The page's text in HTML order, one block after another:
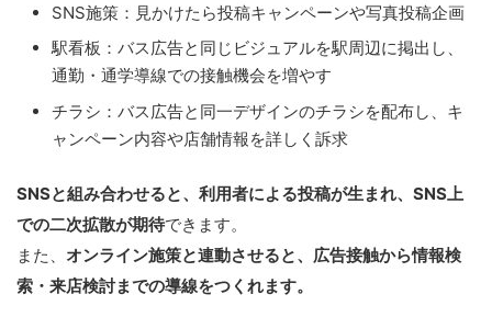
SNS施策：見かけたら投稿キャンペーンや写真投稿企画
駅看板：バス広告と同じビジュアルを駅周辺に掲出し、
通勤・通学導線での接触機会を増やす
チラシ：バス広告と同一デザインのチラシを配布し、キ
ャンペーン内容や店舗情報を詳しく訴求
SNSと組み合わせると、利用者による投稿が生まれ、SNS上
での二次拡散が期待できます。
また、 オンライン施策と連動させると、広告接触から情報検
索・来店検討までの導線をつくれます。